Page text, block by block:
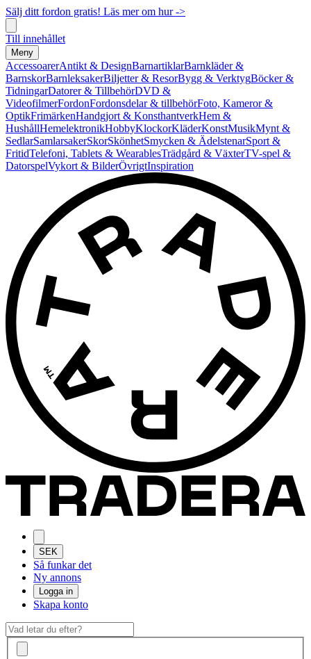
Sälj ditt fordon gratis! Läs mer om hur ->
Till innehållet
Meny
AccessoarerAntikt & DesignBarnartiklarBarnkläder &
BarnskorBarnleksakerBiljetter & ResorBygg & VerktygBöcker &
TidningarDatorer & TillbehörDVD &
VideofilmerFordonFordonsdelar & tillbehörFoto, Kameror &
OptikFrimärkenHandgjort & KonsthantverkHem &
HushållHemelektronikHobbyKlockorKläderKonstMusikMynt &
SedlarSamlarsakerSkorSkönhetSmycken & ÄdelstenarSport &
FritidTelefoni, Tablets & WearablesTrädgård & VäxterTV-spel &
DatorspelVykort & BilderÖvrigtInspiration
SEK
Så funkar det
Ny annons
Logga in
Skapa konto